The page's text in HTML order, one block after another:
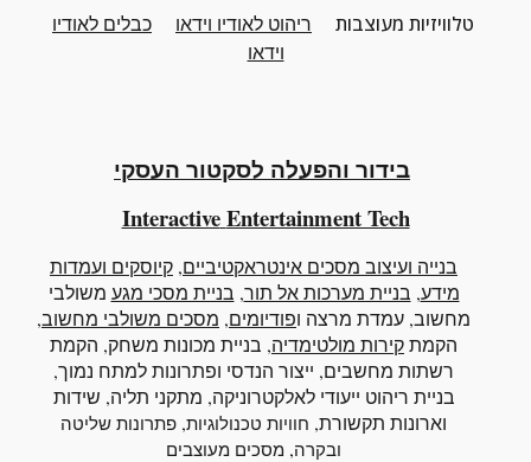
טלוויזיות מעוצבות
ריהוט לאודיו וידאו
כבלים לאודיו
וידאו
בידור והפעלה לסקטור העסקי
Interactive Entertainment Tech
בנייה ועיצוב מסכים אינטראקטיביים, קיוסקים ועמדות
מידע, בניית מערכות אל תור, בניית מסכי מגע משולבי
מחשוב, עמדת מרצה ופודיומים, מסכים משולבי מחשוב,
הקמתקירות מולטימדיה, בניית מכונות משחק, הקמת
רשתות מחשבים, ייצור הנדסי ופתרונות למתח נמוך,
בניית ריהוט ייעודי לאלקטרוניקה, מתקני תליה, שידות
וארונות תקשורת, חוויות טכנולוגיות, פתרונות שליטה
ובקרה, מסכים מעוצבים